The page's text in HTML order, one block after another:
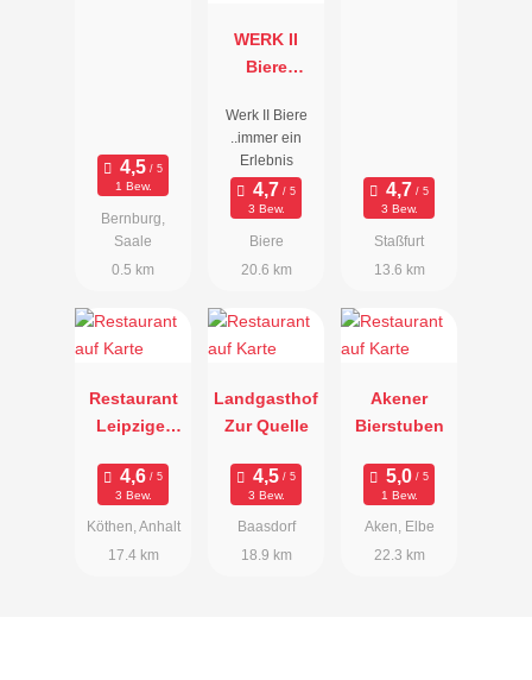
1 Bew.
Bernburg,
Saale
0.5 km
WERK II
Biere
& Eiscafe
Lisa
Werk II Biere
..immer ein
Erlebnis
3 Bew.
Biere
20.6 km
3 Bew.
Staßfurt
13.6 km
Restaurant
Leipziger
3 Bew.
Köthen, Anhalt
17.4 km
Landgasthof
Zur Quelle
3 Bew.
Baasdorf
18.9 km
Akener
Bierstuben
1 Bew.
Aken, Elbe
22.3 km